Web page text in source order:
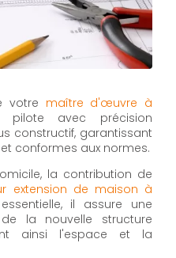
votre maître d'œuvre à
avec précision
constructif, garantissant
conformes aux normes.
la contribution de
extension de maison à
il assure une
la nouvelle structure
ainsi l'espace et la